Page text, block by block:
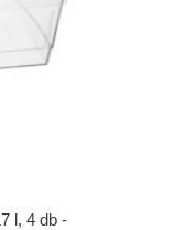
l, 4 db -